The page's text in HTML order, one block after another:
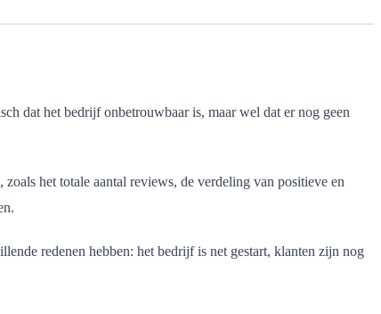
dat het bedrijf onbetrouwbaar is, maar wel dat er nog geen
het totale aantal reviews, de verdeling van positieve en
redenen hebben: het bedrijf is net gestart, klanten zijn nog